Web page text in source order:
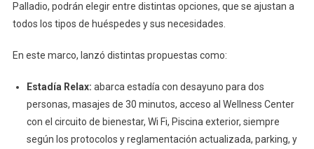
Ciudad
Palladio, podrán elegir entre distintas opciones, que se ajustan a
todos los tipos de huéspedes y sus necesidades.
En este marco, lanzó distintas propuestas como:
Estadía Relax: abarca estadía con desayuno para dos
personas, masajes de 30 minutos, acceso al Wellness Center
con el circuito de bienestar, Wi Fi, Piscina exterior, siempre
según los protocolos y reglamentación actualizada, parking, y